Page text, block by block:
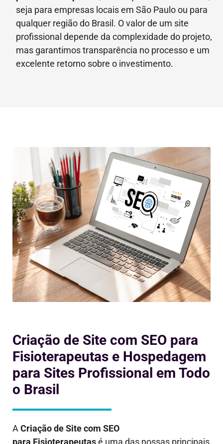
seja para empresas locais em São Paulo ou para
qualquer região do Brasil. O valor de um site
profissional depende da complexidade do projeto,
mas garantimos transparência no processo e um
excelente retorno sobre o investimento.
Criação de Site com SEO para
Fisioterapeutas e Hospedagem
para Sites Profissional em Todo
o Brasil
ACriação de Site com SEO
para Fisioterapeutasé uma das nossas principais